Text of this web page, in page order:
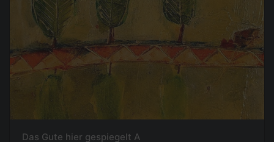
Das Gute hier gespiegelt A